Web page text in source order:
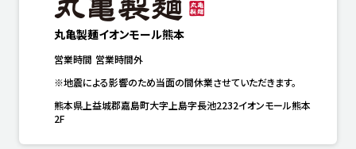
丸亀製麺イオンモール熊本
営業時間 営業時間外
※地震による影響のため当面の間休業させていただきます。
熊本県上益城郡嘉島町大字上島字長池2232イオンモール熊本
2F